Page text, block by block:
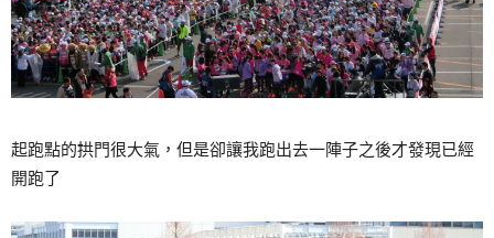
起跑點的拱門很大氣，但是卻讓我跑出去一陣子之後才發現已經
開跑了